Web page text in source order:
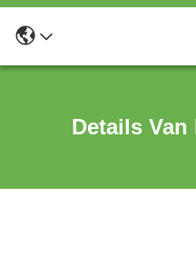
Details